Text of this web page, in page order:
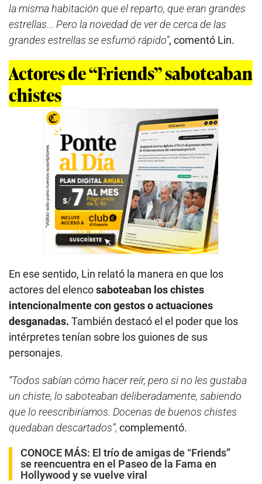
la misma habitación que el reparto, que eran grandes
estrellas... Pero la novedad de ver de cerca de las
grandes estrellas se esfumó rápido”, comentó Lin.
Actores de “Friends” saboteaban
chistes
En ese sentido, Lin relató la manera en que los
actores del elencosaboteaban los chistes
intencionalmente con gestos o actuaciones
desganadas. También destacó el el poder que los
intérpretes tenían sobre los guiones de sus
personajes.
“Todos sabían cómo hacer reír, pero si no les gustaba
un chiste, lo saboteaban deliberadamente, sabiendo
que lo reescribiríamos. Docenas de buenos chistes
quedaban descartados”, complementó.
CONOCE MÁS: El trío de amigas de “Friends”
se reencuentra en el Paseo de la Fama en
Hollywood y se vuelve viral